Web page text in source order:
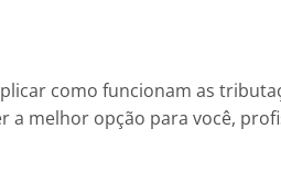
como funcionam as
a melhor opção para você,